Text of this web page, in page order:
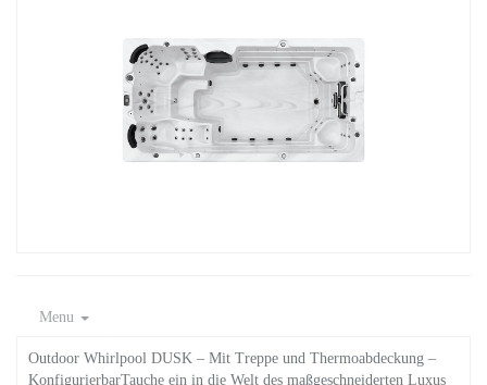
Menu
Outdoor Whirlpool DUSK – Mit Treppe und Thermoabdeckung –
KonfigurierbarTauche ein in die Welt des maßgeschneiderten Luxus